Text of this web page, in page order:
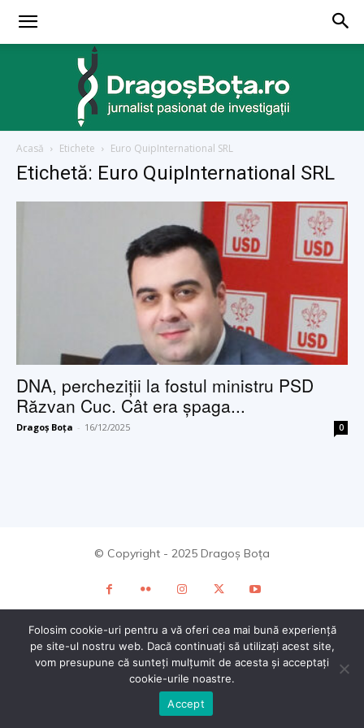
dragosbota.ro
Acasă Etichete Euro QuipInternational SRL
Etichetă: Euro QuipInternational SRL
DNA, percheziții la fostul ministru PSD
Răzvan Cuc. Cât era șpaga...
Dragoș Boța - 16/12/2025 0
© Copyright - 2025 Dragoș Boța
Folosim cookie-uri pentru a vă oferi cea mai bună experiență
pe site-ul nostru web. Dacă continuați să utilizați acest site,
vom presupune că sunteți mulțumit de acesta și acceptați
cookie-urile noastre.
Accept